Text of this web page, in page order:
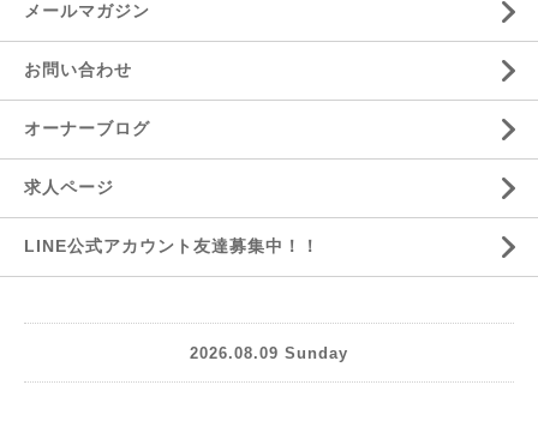
メールマガジン
お問い合わせ
オーナーブログ
求人ページ
LINE公式アカウント友達募集中！！
2026.08.09 Sunday